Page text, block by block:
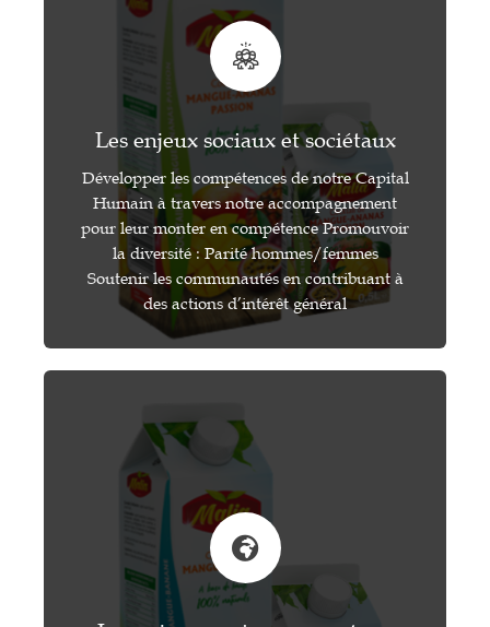
Les enjeux sociaux et sociétaux
Développer les compétences de notre Capital
Humain à travers notre accompagnement
pour leur monter en compétence Promouvoir
la diversité : Parité hommes/femmes
Soutenir les communautés en contribuant à
des actions d’intérêt général